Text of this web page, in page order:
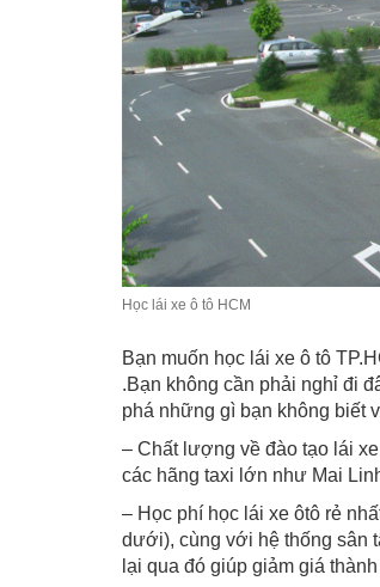
Học lái xe ô tô HCM
Bạn muốn học lái xe ô tô
.Bạn không cần phải nghỉ đi
phá những gì bạn không biết
– Chất lượng về đào tạo lái
các hãng taxi lớn như Mai
– Học phí học lái xe ôtô rẻ
dưới), cùng với hệ thống sân
lại qua đó giúp giảm giá